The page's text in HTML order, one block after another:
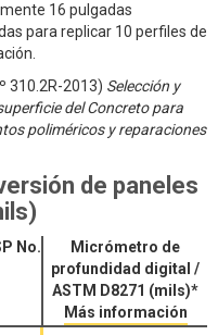
16 pulgadas
para replicar 10 perfiles de
310.2R-2013) Selección y
del Concreto para
poliméricos y reparaciones
de paneles
No.
Micrómetro de
profundidad digital /
ASTM D8271 (mils)*
Más información